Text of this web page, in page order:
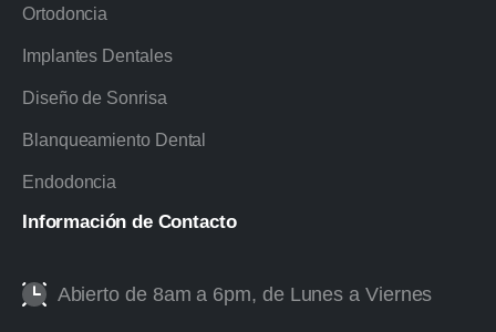
Ortodoncia
Implantes Dentales
Diseño de Sonrisa
Blanqueamiento Dental
Endodoncia
Información de Contacto
Abierto de 8am a 6pm, de Lunes a Viernes